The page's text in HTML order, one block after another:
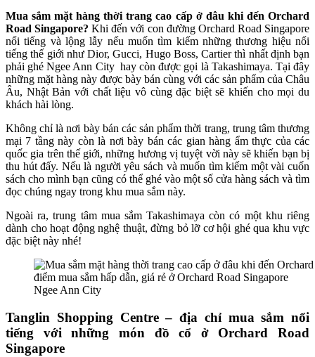
Mua sắm mặt hàng thời trang cao cấp ở đâu khi đến Orchard
Road Singapore? Khi đến với con đường Orchard Road Singapore
nổi tiếng và lộng lẫy nếu muốn tìm kiếm những thương hiệu nổi
tiếng thế giới như Dior, Gucci, Hugo Boss, Cartier thì nhất định bạn
phải ghé Ngee Ann City hay còn được gọi là Takashimaya. Tại đây
những mặt hàng này được bày bán cùng với các sản phẩm của Châu
Âu, Nhật Bản với chất liệu vô cùng đặc biệt sẽ khiến cho mọi du
khách hài lòng.
Không chỉ là nơi bày bán các sản phẩm thời trang, trung tâm thương
mại 7 tầng này còn là nơi bày bán các gian hàng ẩm thực của các
quốc gia trên thế giới, những hương vị tuyệt vời này sẽ khiến bạn bị
thu hút đấy. Nếu là người yêu sách và muốn tìm kiếm một vài cuốn
sách cho mình bạn cũng có thể ghé vào một số cửa hàng sách và tìm
đọc chúng ngay trong khu mua sắm này.
Ngoài ra, trung tâm mua sắm Takashimaya còn có một khu riêng
dành cho hoạt động nghệ thuật, đừng bỏ lỡ cơ hội ghé qua khu vực
đặc biệt này nhé!
Ngee Ann City
Tanglin Shopping Centre – địa chỉ mua sắm nổi
tiếng với những món đồ cổ ở Orchard Road
Singapore